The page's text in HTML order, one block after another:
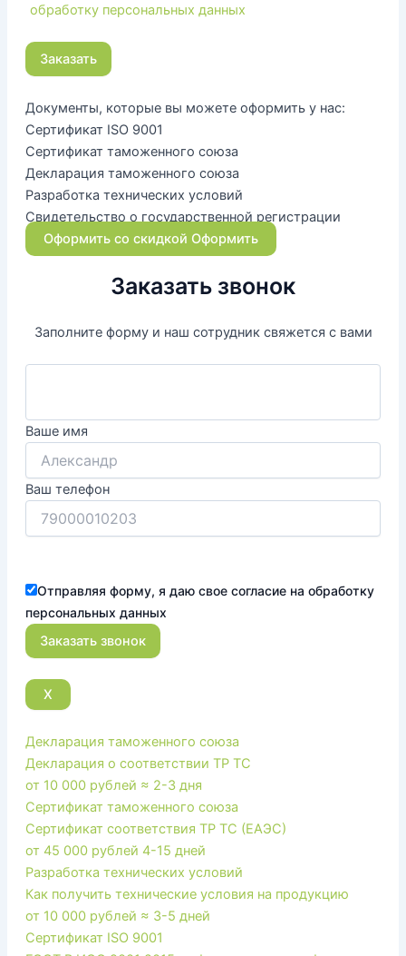
обработку персональных данных
Документы, которые вы можете оформить у нас:
Сертификат ISO 9001
Сертификат таможенного союза
Декларация таможенного союза
Разработка технических условий
Свидетельство о государственной регистрации
Оформить со скидкой Оформить
Заказать звонок
Заполните форму и наш сотрудник свяжется с вами
Ваше имя
Ваш телефон
Отправляя форму, я даю свое согласие на обработку
персональных данных
X
Декларация таможенного союза
Декларация о соответствии ТР ТС
от 10 000 рублей ≈ 2-3 дня
Сертификат таможенного союза
Сертификат соответствия ТР ТС (ЕАЭС)
от 45 000 рублей 4-15 дней
Разработка технических условий
Как получить технические условия на продукцию
от 10 000 рублей ≈ 3-5 дней
Сертификат ISO 9001